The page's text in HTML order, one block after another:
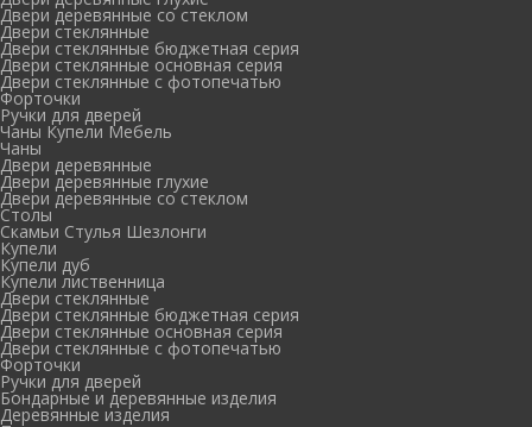
Двери деревянные со стеклом
Двери стеклянные
Двери стеклянные бюджетная серия
Двери стеклянные основная серия
Двери стеклянные с фотопечатью
Форточки
Ручки для дверей
Чаны Купели Мебель
Чаны
Двери деревянные
Двери деревянные глухие
Двери деревянные со стеклом
Столы
Скамьи Стулья Шезлонги
Купели
Купели дуб
Купели лиственница
Двери стеклянные
Двери стеклянные бюджетная серия
Двери стеклянные основная серия
Двери стеклянные с фотопечатью
Форточки
Ручки для дверей
Бондарные и деревянные изделия
Деревянные изделия